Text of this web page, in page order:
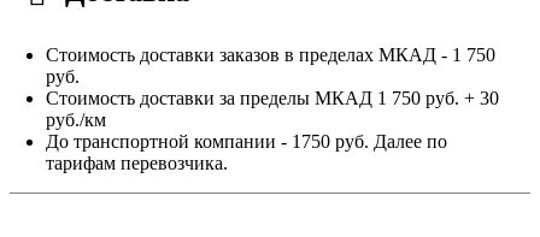
Стоимость доставки заказов в пределах МКАД - 1 750
руб.
Стоимость доставки за пределы МКАД 1 750 руб. + 30
руб./км
До транспортной компании - 1750 руб. Далее по
тарифам перевозчика.